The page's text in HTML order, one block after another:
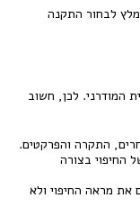
לבחור התקנה
המודרני. לכן, חשוב
התקרה והפרקטים.
החיפוי בצורה
את מראה החיפוי ולא